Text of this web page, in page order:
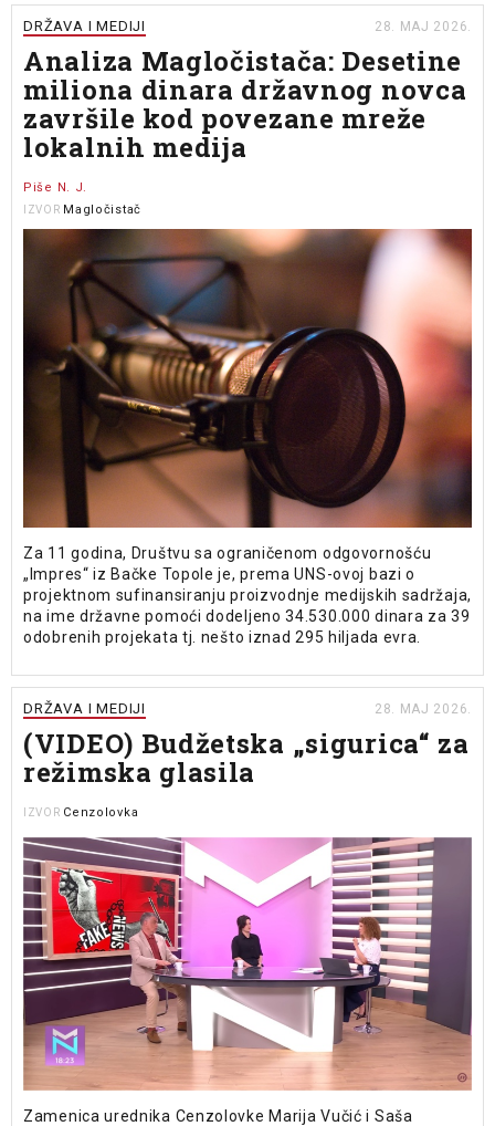
DRŽAVA I MEDIJI 28. MAJ 2026.
Analiza Magločistača: Desetine
miliona dinara državnog novca
završile kod povezane mreže
lokalnih medija
Piše N. J.
IZVOR Magločistač
Za 11 godina, Društvu sa ograničenom odgovornošću
„Impres“ iz Bačke Topole je, prema UNS-ovoj bazi o
projektnom sufinansiranju proizvodnje medijskih sadržaja,
na ime državne pomoći dodeljeno 34.530.000 dinara za 39
odobrenih projekata tj. nešto iznad 295 hiljada evra.
DRŽAVA I MEDIJI 28. MAJ 2026.
(VIDEO) Budžetska „sigurica“ za
režimska glasila
IZVOR Cenzolovka
Zamenica urednika Cenzolovke Marija Vučić i Saša